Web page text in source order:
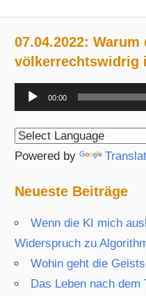
07.04.2022:
völkerrechtswidrig
Audio-
Player
00:00
Powered by
Neueste Beiträge
Wenn die KI mich
Widerspruch zu
Wohin geht die
Das Leben nach dem